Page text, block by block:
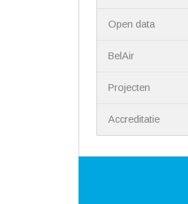
Open data
BelAir
Projecten
Accreditatie